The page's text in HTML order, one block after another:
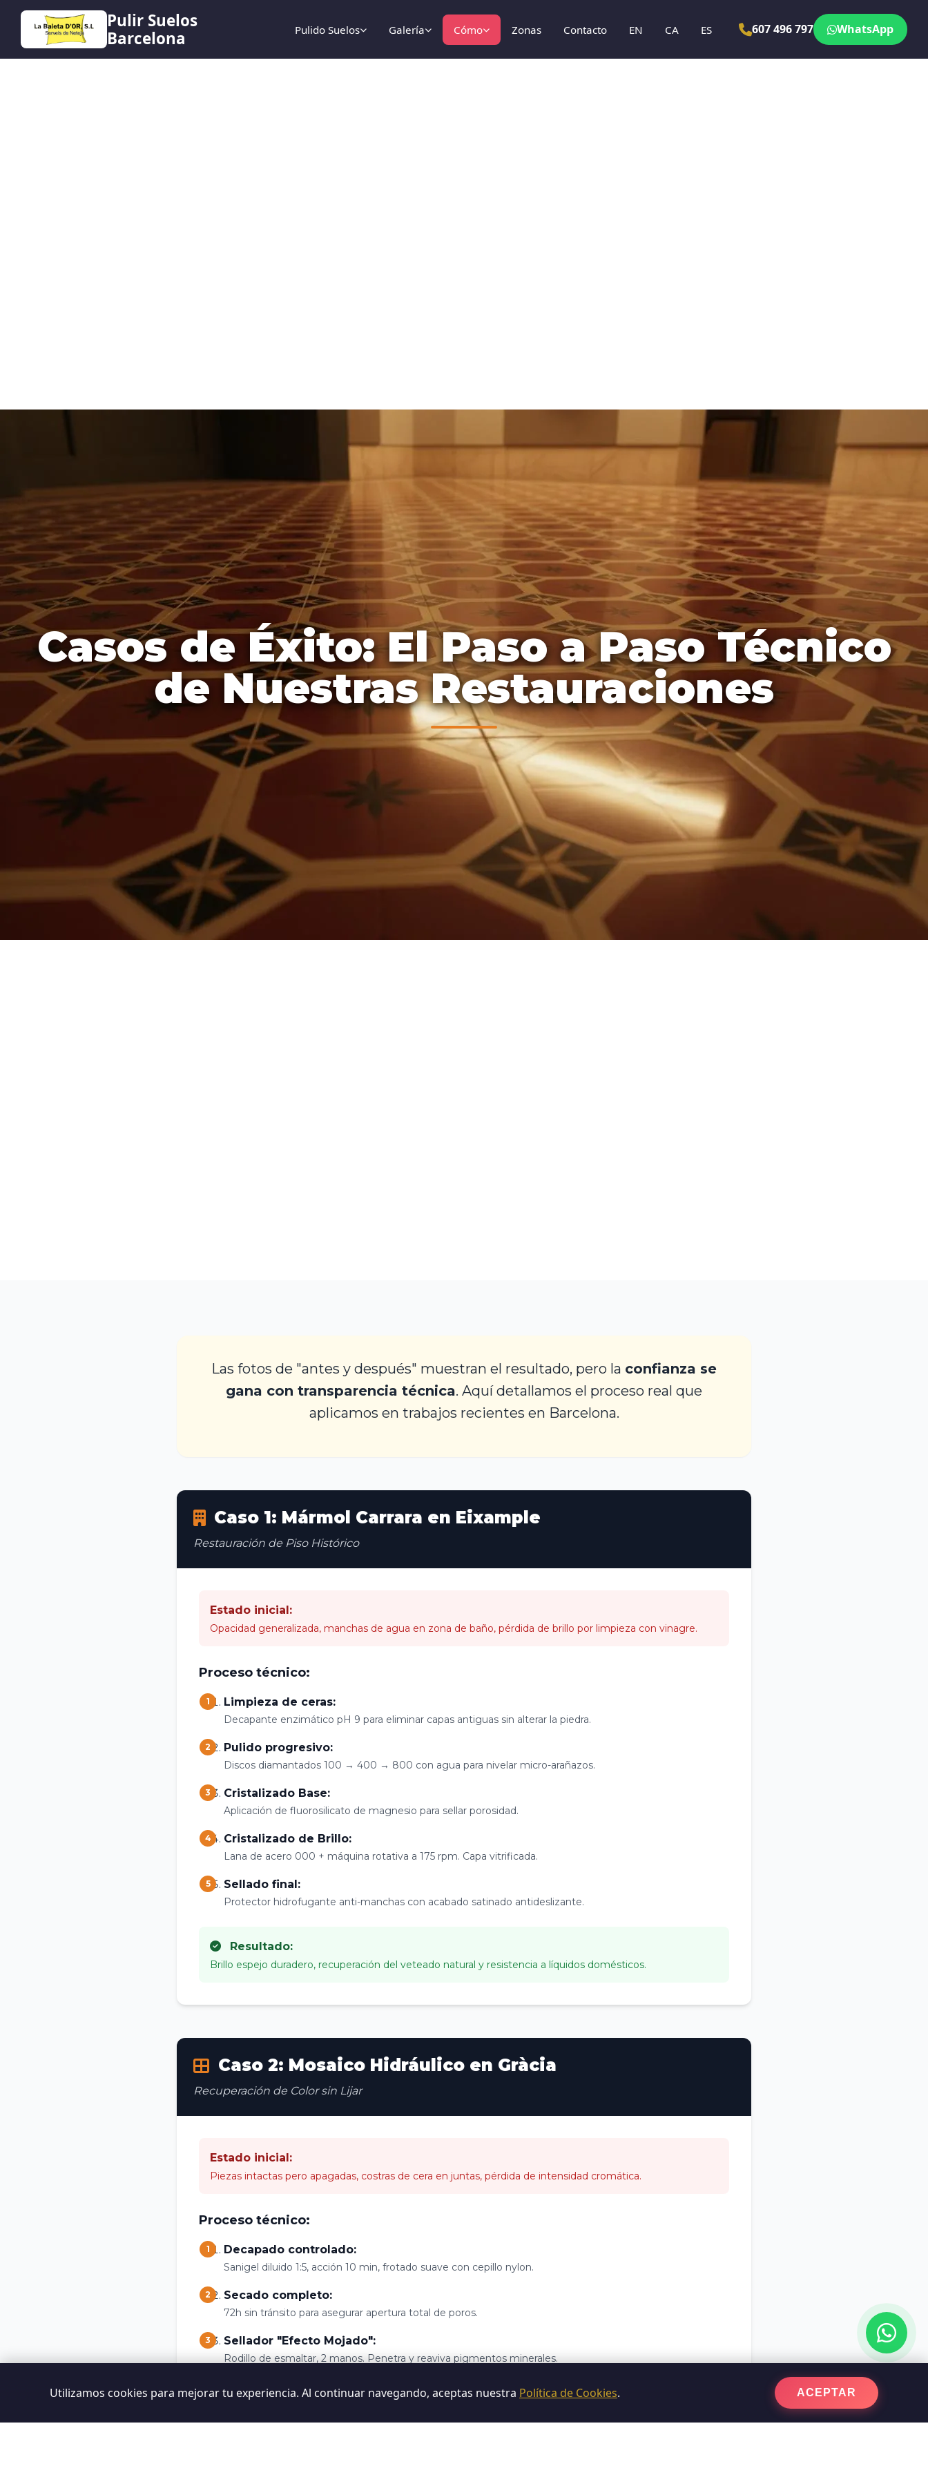
Pulir Suelos
Barcelona
Pulido Suelos Galería Cómo Zonas Contacto EN CA ES 607 496 797 WhatsApp
Casos de Éxito: El Paso a Paso Técnico
de Nuestras Restauraciones
Las fotos de "antes y después" muestran el resultado, pero la confianza se
gana con transparencia técnica. Aquí detallamos el proceso real que
aplicamos en trabajos recientes en Barcelona.
Caso 1: Mármol Carrara en Eixample
Restauración de Piso Histórico
Estado inicial:
Opacidad generalizada, manchas de agua en zona de baño, pérdida de brillo por limpieza con vinagre.
Proceso técnico:
1 Limpieza de ceras:
Decapante enzimático pH 9 para eliminar capas antiguas sin alterar la piedra.
2 Pulido progresivo:
Discos diamantados 100 → 400 → 800 con agua para nivelar micro-arañazos.
3 Cristalizado Base:
Aplicación de fluorosilicato de magnesio para sellar porosidad.
4 Cristalizado de Brillo:
Lana de acero 000 + máquina rotativa a 175 rpm. Capa vitrificada.
5 Sellado final:
Protector hidrofugante anti-manchas con acabado satinado antideslizante.
Resultado:
Brillo espejo duradero, recuperación del veteado natural y resistencia a líquidos domésticos.
Caso 2: Mosaico Hidráulico en Gràcia
Recuperación de Color sin Lijar
Estado inicial:
Piezas intactas pero apagadas, costras de cera en juntas, pérdida de intensidad cromática.
Proceso técnico:
1 Decapado controlado:
Sanigel diluido 1:5, acción 10 min, frotado suave con cepillo nylon.
2 Secado completo:
72h sin tránsito para asegurar apertura total de poros.
3 Sellador "Efecto Mojado":
Rodillo de esmaltar, 2 manos. Penetra y reaviva pigmentos minerales.
Cera ecológica antihuellas:
Capa fina para unificar brillo y proteger sin tapar la textura.
Utilizamos cookies para mejorar tu experiencia. Al continuar navegando, aceptas nuestra Política de Cookies. ACEPTAR